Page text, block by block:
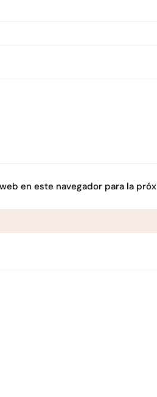
en este navegador para la